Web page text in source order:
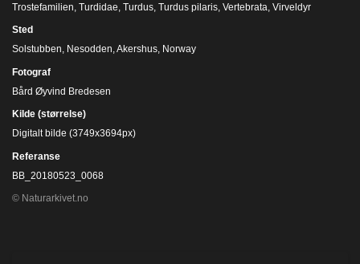
Trostefamilien Turdidae Turdus Turdus pilaris Vertebrata Virveldyr
Sted
Solstubben, Nesodden, Akershus, Norway
Fotograf
Bård Øyvind Bredesen
Kilde (størrelse)
Digitalt bilde (3749x3694px)
Referanse
BB_20180523_0068
© Naturarkivet.no